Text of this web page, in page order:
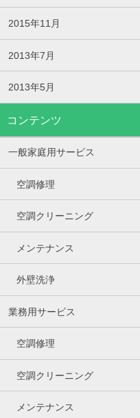
2015年11月
2013年7月
2013年5月
コンテンツ
一般家庭用サービス
空調修理
空調クリーニング
メンテナンス
外壁洗浄
業務用サービス
空調修理
空調クリーニング
メンテナンス